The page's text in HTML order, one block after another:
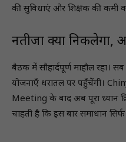
की सुविधाएं और शिक्षक की कमी का
नतीजा क्या निकलेगा,
बैठक में सौहार्दपूर्ण माहौल रहा।
योजनाएँ धरातल पर पहुँचेंगी।
Meeting के बाद अब पूरा ध्यान
चाहती है कि इस बार समाधान